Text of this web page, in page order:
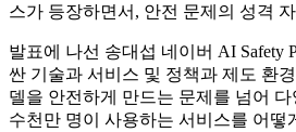
스가 등장하면서, 안전 문제의 성격
발표에 나선 송대섭 네이버 AI Safety
싼 기술과 서비스 및 정책과 제도 환
델을 안전하게 만드는 문제를 넘어
수천만 명이 사용하는 서비스를 어떻